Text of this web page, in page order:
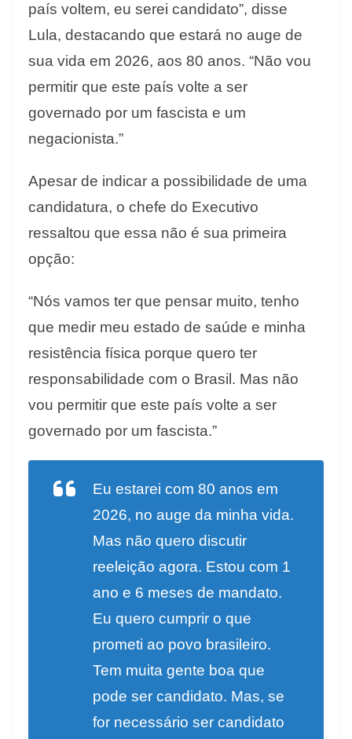
país voltem, eu serei candidato”, disse
Lula, destacando que estará no auge de
sua vida em 2026, aos 80 anos. “Não vou
permitir que este país volte a ser
governado por um fascista e um
negacionista.”
Apesar de indicar a possibilidade de uma
candidatura, o chefe do Executivo
ressaltou que essa não é sua primeira
opção:
“Nós vamos ter que pensar muito, tenho
que medir meu estado de saúde e minha
resistência física porque quero ter
responsabilidade com o Brasil. Mas não
vou permitir que este país volte a ser
governado por um fascista.”
Eu estarei com 80 anos em
2026, no auge da minha vida.
Mas não quero discutir
reeleição agora. Estou com 1
ano e 6 meses de mandato.
Eu quero cumprir o que
prometi ao povo brasileiro.
Tem muita gente boa que
pode ser candidato. Mas, se
for necessário ser candidato